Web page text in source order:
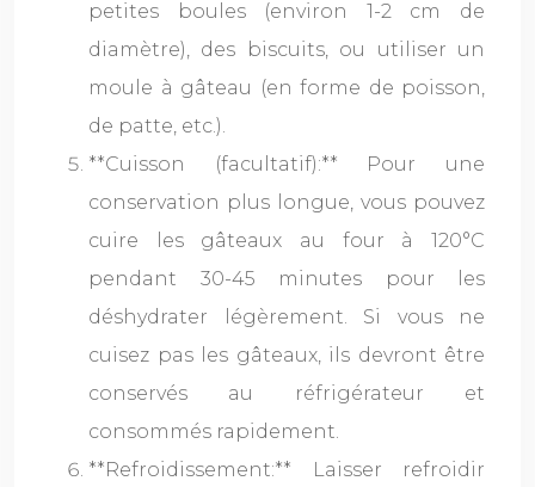
petites boules (environ 1-2 cm de
diamètre), des biscuits, ou utiliser un
moule à gâteau (en forme de poisson,
de patte, etc.).
**Cuisson (facultatif):** Pour une
conservation plus longue, vous pouvez
cuire les gâteaux au four à 120°C
pendant 30-45 minutes pour les
déshydrater légèrement. Si vous ne
cuisez pas les gâteaux, ils devront être
conservés au réfrigérateur et
consommés rapidement.
**Refroidissement:** Laisser refroidir